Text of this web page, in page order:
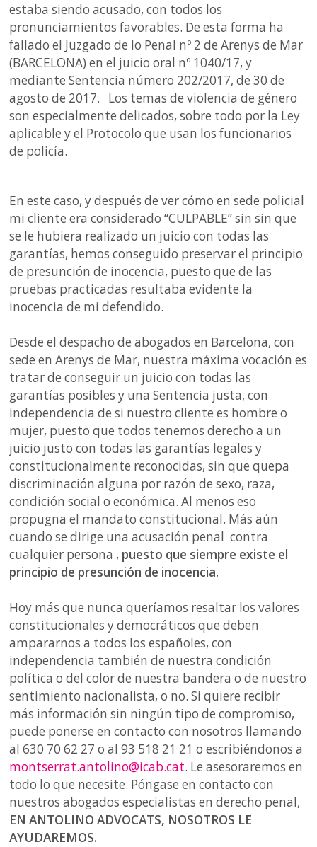
estaba siendo acusado, con todos los
pronunciamientos favorables. De esta forma ha
fallado el Juzgado de lo Penal nº 2 de Arenys de Mar
(BARCELONA) en el juicio oral nº 1040/17, y
mediante Sentencia número 202/2017, de 30 de
agosto de 2017. Los temas de violencia de género
son especialmente delicados, sobre todo por la Ley
aplicable y el Protocolo que usan los funcionarios
de policía.
En este caso, y después de ver cómo en sede policial
mi cliente era considerado “CULPABLE” sin sin que
se le hubiera realizado un juicio con todas las
garantías, hemos conseguido preservar el principio
de presunción de inocencia, puesto que de las
pruebas practicadas resultaba evidente la
inocencia de mi defendido.
Desde el despacho de abogados en Barcelona, con
sede en Arenys de Mar, nuestra máxima vocación es
tratar de conseguir un juicio con todas las
garantías posibles y una Sentencia justa, con
independencia de si nuestro cliente es hombre o
mujer, puesto que todos tenemos derecho a un
juicio justo con todas las garantías legales y
constitucionalmente reconocidas, sin que quepa
discriminación alguna por razón de sexo, raza,
condición social o económica. Al menos eso
propugna el mandato constitucional. Más aún
cuando se dirige una acusación penal contra
cualquier persona , puesto que siempre existe el
principio de presunción de inocencia.
Hoy más que nunca queríamos resaltar los valores
constitucionales y democráticos que deben
ampararnos a todos los españoles, con
independencia también de nuestra condición
política o del color de nuestra bandera o de nuestro
sentimiento nacionalista, o no. Si quiere recibir
más información sin ningún tipo de compromiso,
puede ponerse en contacto con nosotros llamando
al 630 70 62 27 o al 93 518 21 21 o escribiéndonos a
montserrat.antolino@icab.cat. Le asesoraremos en
todo lo que necesite. Póngase en contacto con
nuestros abogados especialistas en derecho penal,
EN ANTOLINO ADVOCATS, NOSOTROS LE
AYUDAREMOS.